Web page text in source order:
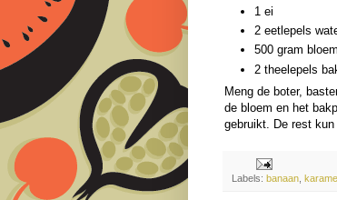
1 ei
2 eetlepels
500 gram bloem
2 theelepels
Meng de boter,
de bloem en het
gebruikt. De rest
Labels: banaan karamel